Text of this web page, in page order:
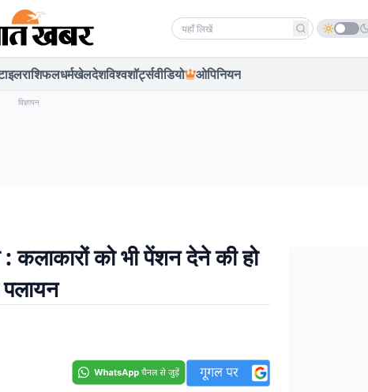
Search news
राशिफलधर्मखेलदेशविश्वशॉर्ट्सवीडियो ओपिनियन
विज्ञापन
को भी पेंशन देने की हो